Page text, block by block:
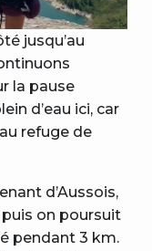
jusqu’au
la pause
d’eau ici, car
refuge de
d’Aussois,
puis on poursuit
pendant 3 km.